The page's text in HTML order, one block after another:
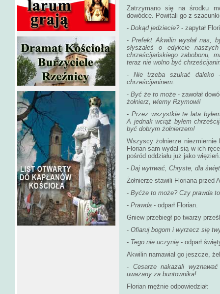
Zatrzymano się na środku
dowódcę. Powitali go z
- Dokąd jedziecie? - zapytał
-Prefekt Akwilin wysłał nas,
słyszałeś o edykcie
chrześcijańskiego zabobonu,
teraz nie wolno być
- Nie trzeba szukać daleko-
chrześcijaninem
- Być że to może - zawołał
żołnierz, wierny Rzymowi!
- Przez wszystkie te lata
A jednak wciąż byłem
być dobrym żołnierzem!
Wszyscy żołnierze
Florian sam wydał sią w ich
pośród oddziału już jako
- Daj wytrwać, Chryste, dla
Żołnierze stawili Floriana przed
- Byćże to może? Czy prawda
- Prawda - odparł Florian.
Gniew przebiegł po twarzy
- Ofiaruj bogom i wyrzecz się
- Tego nie uczynię - odparł
Akwilin namawiał go jeszcze,
- Cesarze nakazali
uważany za buntownika!
Florian mężnie odpowiedział: